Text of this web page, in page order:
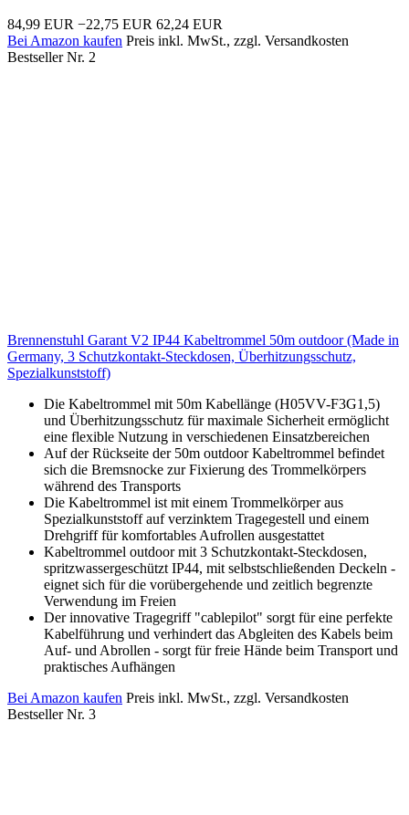
84,99 EUR −22,75 EUR 62,24 EUR
Bei Amazon kaufen Preis inkl. MwSt., zzgl. Versandkosten
Bestseller Nr. 2
Brennenstuhl Garant V2 IP44 Kabeltrommel 50m outdoor (Made in
Germany, 3 Schutzkontakt-Steckdosen, Überhitzungsschutz,
Spezialkunststoff)
Die Kabeltrommel mit 50m Kabellänge (H05VV-F3G1,5)
und Überhitzungsschutz für maximale Sicherheit ermöglicht
eine flexible Nutzung in verschiedenen Einsatzbereichen
Auf der Rückseite der 50m outdoor Kabeltrommel befindet
sich die Bremsnocke zur Fixierung des Trommelkörpers
während des Transports
Die Kabeltrommel ist mit einem Trommelkörper aus
Spezialkunststoff auf verzinktem Tragegestell und einem
Drehgriff für komfortables Aufrollen ausgestattet
Kabeltrommel outdoor mit 3 Schutzkontakt-Steckdosen,
spritzwassergeschützt IP44, mit selbstschließenden Deckeln -
eignet sich für die vorübergehende und zeitlich begrenzte
Verwendung im Freien
Der innovative Tragegriff "cablepilot" sorgt für eine perfekte
Kabelführung und verhindert das Abgleiten des Kabels beim
Auf- und Abrollen - sorgt für freie Hände beim Transport und
praktisches Aufhängen
Bei Amazon kaufen Preis inkl. MwSt., zzgl. Versandkosten
Bestseller Nr. 3